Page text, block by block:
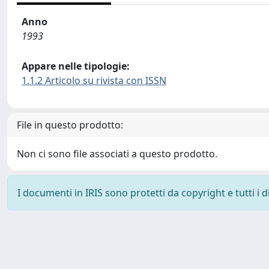
Anno
1993
Appare nelle tipologie:
1.1.2 Articolo su rivista con ISSN
File in questo prodotto:
Non ci sono file associati a questo prodotto.
I documenti in IRIS sono protetti da copyright e tutti i